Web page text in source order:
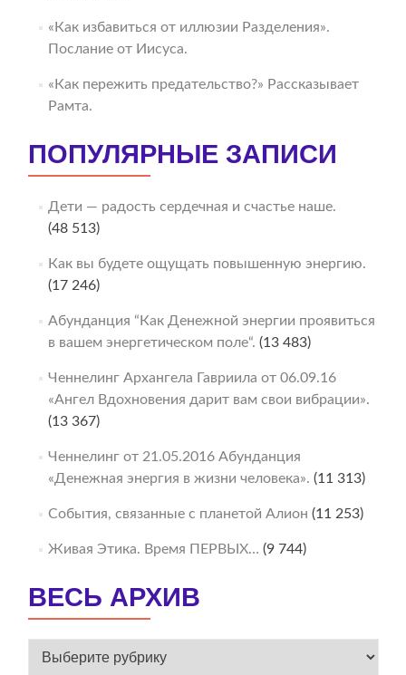
«Как избавиться от иллюзии Разделения».
Послание от Иисуса.
«Как пережить предательство?» Рассказывает
Рамта.
ПОПУЛЯРНЫЕ ЗАПИСИ
Дети — радость сердечная и счастье наше.
(48 513)
Как вы будете ощущать повышенную энергию.
(17 246)
Абунданция “Как Денежной энергии проявиться
в вашем энергетическом поле“. (13 483)
Ченнелинг Архангела Гавриила от 06.09.16
«Ангел Вдохновения дарит вам свои вибрации».
(13 367)
Ченнелинг от 21.05.2016 Абунданция
«Денежная энергия в жизни человека». (11 313)
События, связанные с планетой Алион (11 253)
Живая Этика. Время ПЕРВЫХ… (9 744)
ВЕСЬ АРХИВ
ВЕСЬ